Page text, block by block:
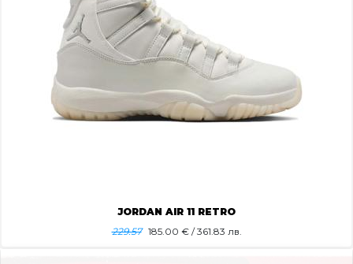
JORDAN AIR 11 RETRO
229.57 185.00 € / 361.83 лв.